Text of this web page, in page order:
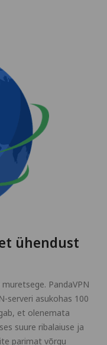
ühendust
PandaVPN
serveri asukohas 100
et olenemata
suure ribalaiuse ja
parimat võrgu